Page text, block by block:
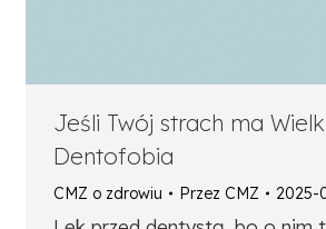
Jeśli Twój strach ma
Dentofobia
CMZ o zdrowiu Przez CMZ 2025-